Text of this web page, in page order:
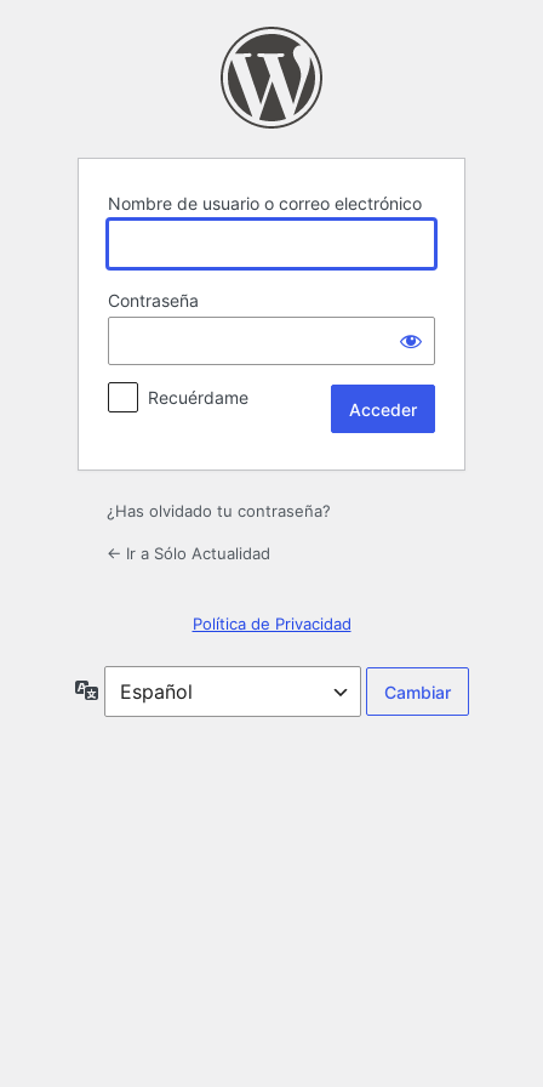
Nombre de usuario o correo electrónico
Contraseña
Recuérdame
¿Has olvidado tu contraseña?
← Ir a Sólo Actualidad
Política de Privacidad
Idioma